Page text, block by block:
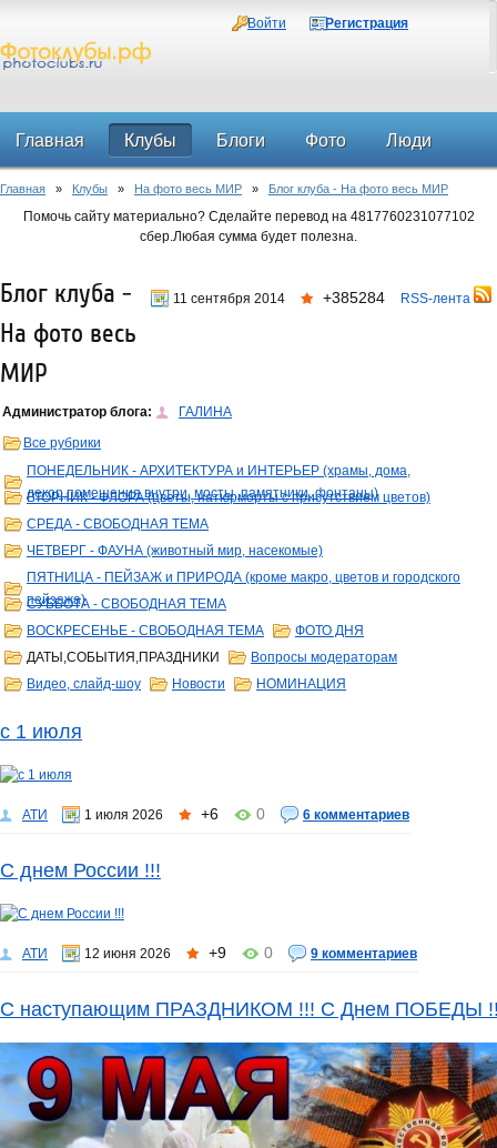
Войти Регистрация
Главная Клубы Блоги Фото Люди
Форум
Главная » Клубы » На фото весь МИР » Блог клуба - На фото весь МИР
Помочь сайту материально? Сделайте перевод на 4817760231077102
сбер.Любая сумма будет полезна.
11 сентября 2014 +385284 RSS-лента
Блог клуба -
На фото весь
МИР
Администратор блога:
ГАЛИНА
Все рубрики
ПОНЕДЕЛЬНИК - АРХИТЕКТУРА и ИНТЕРЬЕР (храмы, дома,
декор,помещения внутри, мосты, памятники, фонтаны)
ВТОРНИК - ФЛОРА (цветы, натюрморты с присутствием цветов)
СРЕДА - СВОБОДНАЯ ТЕМА
ЧЕТВЕРГ - ФАУНА (животный мир, насекомые)
ПЯТНИЦА - ПЕЙЗАЖ и ПРИРОДА (кроме макро, цветов и городского
пейзажа)
СУББОТА - СВОБОДНАЯ ТЕМА
ВОСКРЕСЕНЬЕ - СВОБОДНАЯ ТЕМА
ФОТО ДНЯ
ДАТЫ,СОБЫТИЯ,ПРАЗДНИКИ
Вопросы модераторам
Видео, слайд-шоу
Новости НОМИНАЦИЯ
с 1 июля
АТИ 1 июля 2026 +6 0 6 комментариев
С днем России !!!
АТИ 12 июня 2026 +9 0 9 комментариев
С наступающим ПРАЗДНИКОМ !!! С Днем ПОБЕДЫ